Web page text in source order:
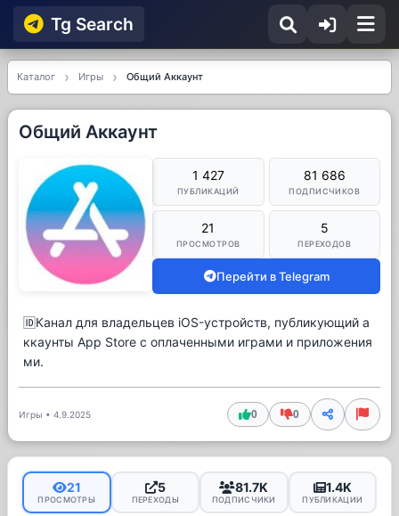
Tg Searсh
Каталог Игры Общий Аккаунт
Общий Аккаунт
1 427
ПУБЛИКАЦИЙ
81 686
ПОДПИСЧИКОВ
21
ПРОСМОТРОВ
5
ПЕРЕХОДОВ
Перейти в Telegram
🆔Канал для владельцев iOS-устройств, публикующий а
ккаунты App Store с оплаченными играми и приложения
ми.
Игры • 4.9.2025 0 0
21
ПРОСМОТРЫ
5
ПЕРЕХОДЫ
81.7K
ПОДПИСЧИКИ
1.4K
ПУБЛИКАЦИИ